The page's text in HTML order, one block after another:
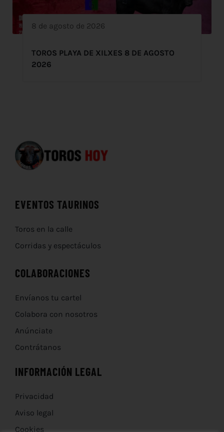
8 de agosto de 2026
TOROS PLAYA DE XILXES 8 DE AGOSTO
2026
EVENTOS TAURINOS
Toros en la calle
Corridas y espectáculos
COLABORACIONES
Envíanos tu cartel
Colabora con nosotros
Anúnciate
Contrátanos
INFORMACIÓN LEGAL
Privacidad
Aviso legal
Cookies